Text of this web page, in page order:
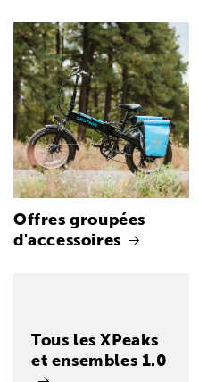
Offres groupées
d'accessoires
Tous les XPeaks
et ensembles 1.0